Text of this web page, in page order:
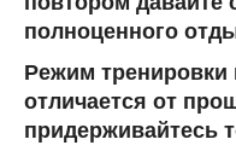
полноценного
Режим
отличается от
придерживайтесь